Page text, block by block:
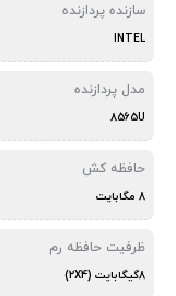
سازنده پردازنده
INTEL
مدل پردازنده
8565U
حافظه کش
8 مگابایت
ظرفیت حافظه رم
8گیگابایت (2X4)